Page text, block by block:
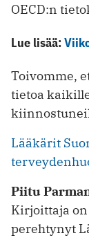
OECD:n
Lue lisää:
Toivomme,
tietoa
Lääkärit
Piitu
Kirjoittaja
perehtynyt